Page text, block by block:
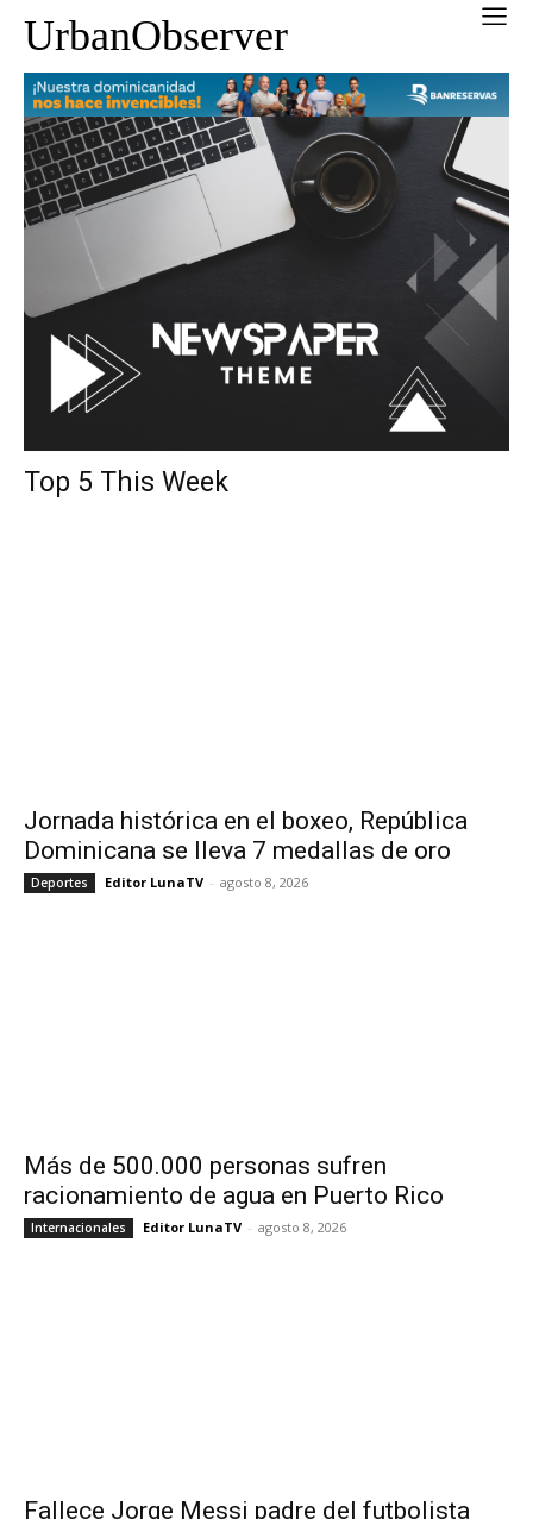
UrbanObserver
Top 5 This Week
Jornada histórica en el boxeo, República
Dominicana se lleva 7 medallas de oro
Deportes Editor LunaTV - agosto 8, 2026
Más de 500.000 personas sufren
racionamiento de agua en Puerto Rico
Internacionales Editor LunaTV - agosto 8, 2026
Fallece Jorge Messi padre del futbolista